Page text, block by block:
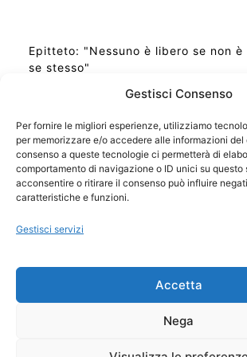
Gestisci Consenso
Per fornire le migliori esperienze, utilizziamo
per memorizzare e/o accedere alle informazioni del
consenso a queste tecnologie ci permetterà di
comportamento di navigazione o ID unici su questo
acconsentire o ritirare il consenso può influire
caratteristiche e funzioni.
Gestisci servizi
Accetta
Nega
Epitteto: "Nessuno è libero se non
se stesso"
Ora Esatta in Italia in questo
Ti Senti Strano Ultimamente?
la Risonanza di Schumann
Come Sapere Se Stai Ascendendo
Copyright 2026 NotiziePlus.com
📰 Contenuto Umano Verificato
Privacy Coockie
Pubblicità